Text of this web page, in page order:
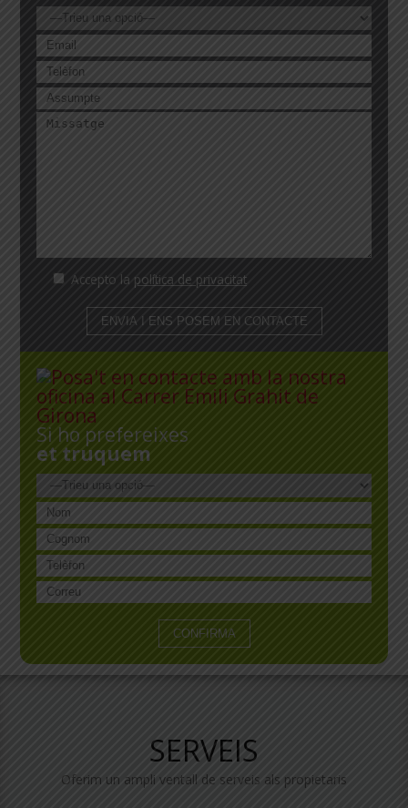
Accepto la política de privacitat
Si ho prefereixes
et truquem
SERVEIS
Oferim un ampli ventall de serveis als propietaris